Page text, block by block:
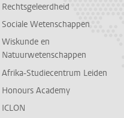
Rechtsgeleerdheid
Sociale Wetenschappen
Wiskunde en
Natuurwetenschappen
Afrika-Studiecentrum Leiden
Honours Academy
ICLON